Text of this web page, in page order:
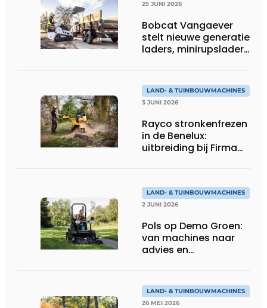
25 JUNI 2026
Bobcat Vangaever
stelt nieuwe generatie
laders, minirupsladers
LAND- & TUINBOUWMACHINES
3 JUNI 2026
Rayco stronkenfrezen
in de Benelux:
uitbreiding bij Firma
LAND- & TUINBOUWMACHINES
2 JUNI 2026
Pols op Demo Groen:
van machines naar
advies en
LAND- & TUINBOUWMACHINES
26 MEI 2026